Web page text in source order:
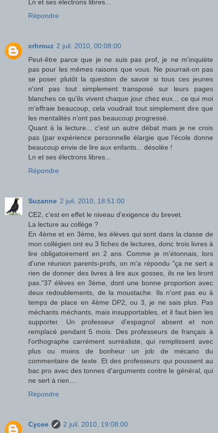
Ln et ses électrons libres...
Répondre
crhrouz 2 juil. 2010, 00:08:00
Peut-être parce que je ne suis pas prof, je ne m'inquiète
pas pour les mêmes raisons que vous. Ne pourrait-on pas
se poser plutôt la question de savoir si tous ces jeunes
n'ont pas tout simplement transposé sur leurs pages
blanches ce qu'ils vivent chaque jour chez eux... ce qui moi
m'effraie beaucoup, cela voudrait tout simplement dire que
les mentalités n'ont pas beaucoup progressé.
Quant à la lecture... c'est un autre débat mais je ne crois
pas (par expérience personnelle élargie que l'école donne
beaucoup envie de lire aux enfants... désolée !
Ln et ses électrons libres...
Répondre
Suzanne 2 juil. 2010, 18:51:00
CE2, c'est en effet le niveau d'exigence du brevet.
La lecture au collège ?
En 4ème et en 3ème, les élèves qui sont dans la classe de
mon collégien ont eu 3 fiches de lectures, donc trois livres à
lire obligatoirement en 2 ans. Comme je m'étonnais, lors
d'une réunion parents-profs, on m'a répondu "ça ne sert a
rien de donner des livres à lire aux gosses, ils ne les liront
pas."37 élèves en 3ème, dont une bonne proportion avec
deux redoublements, de la moustache. Ils n'ont pas eu à
temps de place en 4ème DP2, ou 3, je ne sais plus. Pas
méchants méchants, mais insupportables, et il faut bien les
supporter. Un professeur d'espagnol absent et non
remplacé pendant 5 mois. Des professeurs de français à
l'orthographe carrément surréaliste, qui remplissent avec
plus ou moins de bonheur un job de mécano du
commentaire de texte. Et des professeurs qui poussent au
bac pro avec des tonnes d'arguments contre le général, qui
ne sert à rien....
Répondre
Cycee
2 juil. 2010, 19:08:00